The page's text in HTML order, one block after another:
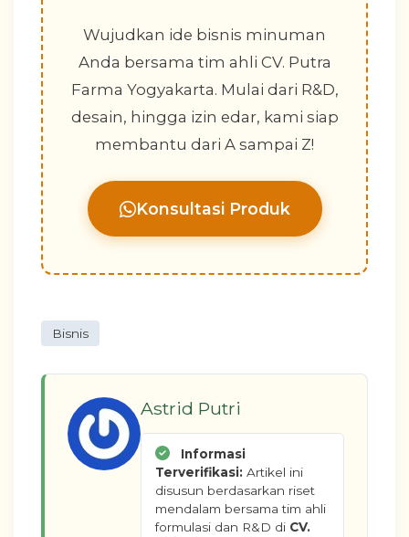
Wujudkan ide bisnis minuman
Anda bersama tim ahli CV. Putra
Farma Yogyakarta. Mulai dari R&D,
desain, hingga izin edar, kami siap
membantu dari A sampai Z!
Konsultasi Produk
Bisnis
Astrid Putri
Informasi
Terverifikasi: Artikel ini
disusun berdasarkan riset
mendalam bersama tim ahli
formulasi dan R&D di CV.